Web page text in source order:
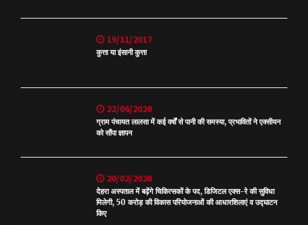
19/11/2017
कुत्ता या इंसानी कुत्ता
22/06/2020
ग्राम पंचायत लालसा में कई वर्षों से पानी की समस्या, प्रभावितों ने एक्सीयन
को सौंपा ज्ञापन
20/02/2020
देहरा अस्पताल में बढ़ेंगे चिकित्सकों के पद, डिजिटल एक्स-रे की सुविधा
मिलेगी, 50 करोड़ की विकास परियोजनाओं की आधारशिलाएं व उद्घाटन
किए